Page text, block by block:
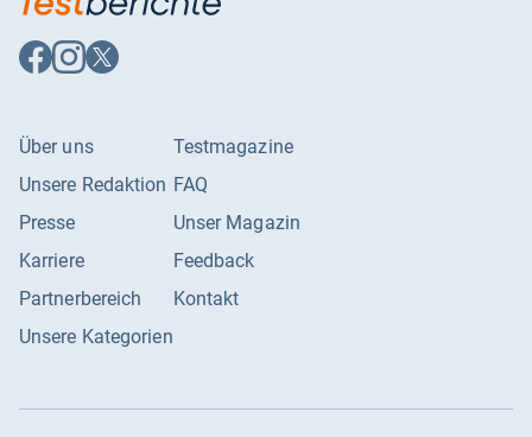
Auf
Facebook
Auf
Instagram
Auf
X
Über uns
Unsere Redaktion
Presse
Karriere
Partnerbereich
Unsere Kategorien
Testmagazine
FAQ
Unser Magazin
Feedback
Kontakt